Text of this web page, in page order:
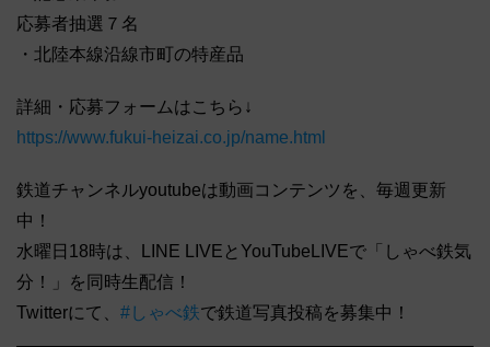
応募者抽選７名
・北陸本線沿線市町の特産品
詳細・応募フォームはこちら↓
https://www.fukui-heizai.co.jp/name.html
鉄道チャンネルyoutubeは動画コンテンツを、毎週更新
中！
水曜日18時は、LINE LIVEとYouTubeLIVEで「しゃべ鉄気
分！」を同時生配信！
Twitterにて、 #しゃべ鉄で鉄道写真投稿を募集中！